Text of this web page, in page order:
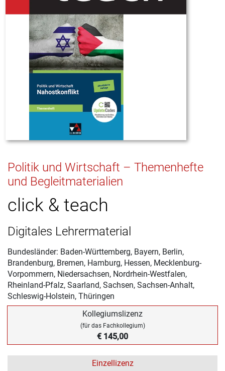
Politik und Wirtschaft – Themenhefte
und Begleitmaterialien
click & teach
Digitales Lehrermaterial
Bundesländer: Baden-Württemberg, Bayern, Berlin,
Brandenburg, Bremen, Hamburg, Hessen, Mecklenburg-
Vorpommern, Niedersachsen, Nordrhein-Westfalen,
Rheinland-Pfalz, Saarland, Sachsen, Sachsen-Anhalt,
Schleswig-Holstein, Thüringen
Kollegiumslizenz
(für das Fachkollegium)
€ 145,00
Einzellizenz